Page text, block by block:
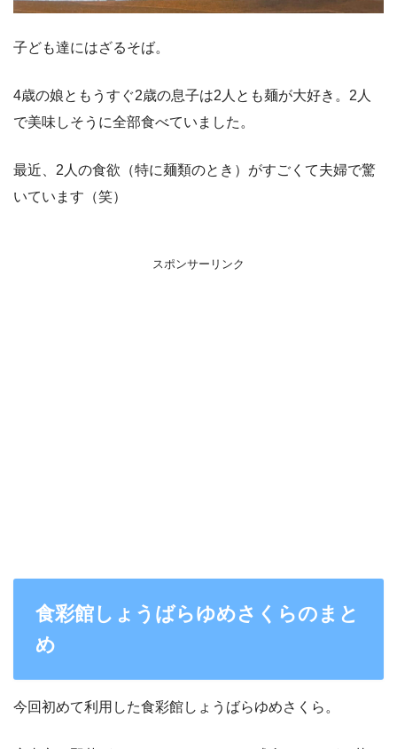
子ども達にはざるそば。
4歳の娘ともうすぐ2歳の息子は2人とも麺が大好き。2人
で美味しそうに全部食べていました。
最近、2人の食欲（特に麺類のとき）がすごくて夫婦で驚
いています（笑）
スポンサーリンク
食彩館しょうばらゆめさくらのまと
め
今回初めて利用した食彩館しょうばらゆめさくら。